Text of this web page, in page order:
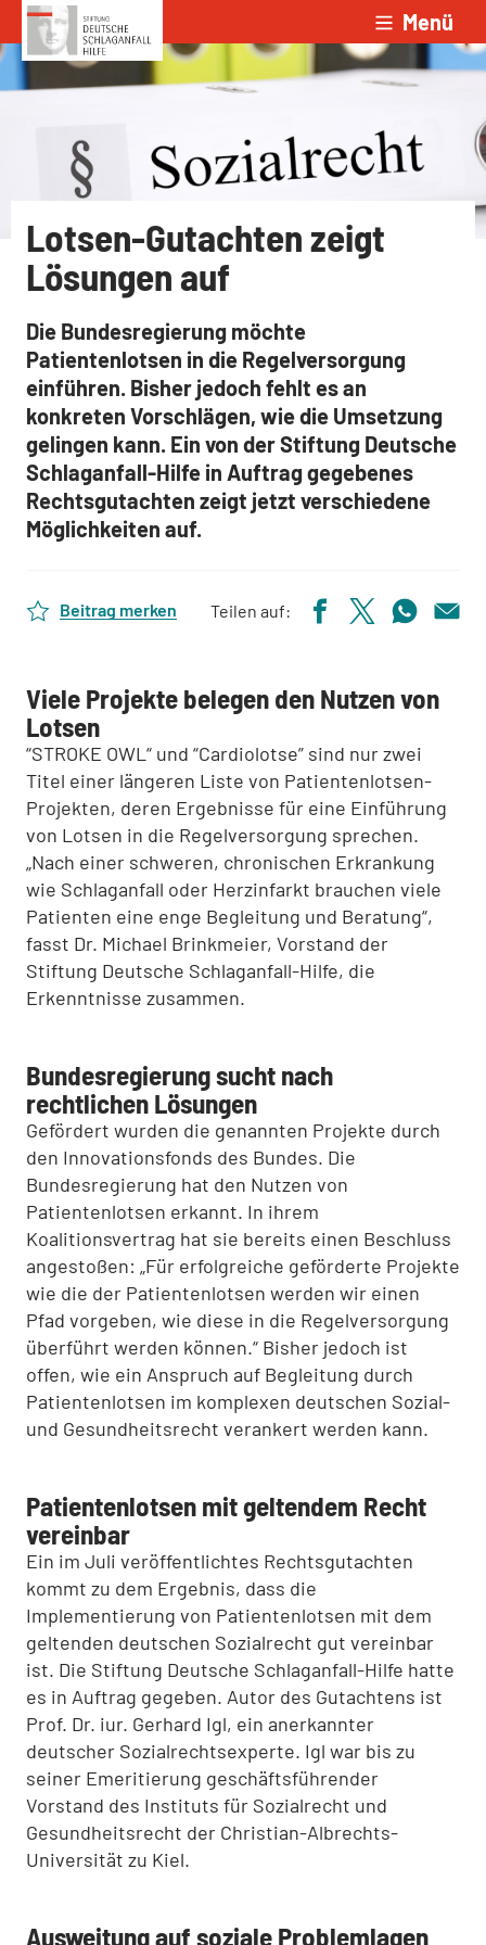
Zum Inhalt springen Menü
Lotsen-Gutachten zeigt
Lösungen auf
Die Bundesregierung möchte
Patientenlotsen in die Regelversorgung
einführen. Bisher jedoch fehlt es an
konkreten Vorschlägen, wie die Umsetzung
gelingen kann. Ein von der Stiftung Deutsche
Schlaganfall-Hilfe in Auftrag gegebenes
Rechtsgutachten zeigt jetzt verschiedene
Möglichkeiten auf.
Beitrag merken Teilen auf:
Viele Projekte belegen den Nutzen von
Lotsen
“STROKE OWL“ und “Cardiolotse” sind nur zwei
Titel einer längeren Liste von Patientenlotsen-
Projekten, deren Ergebnisse für eine Einführung
von Lotsen in die Regelversorgung sprechen.
„Nach einer schweren, chronischen Erkrankung
wie Schlaganfall oder Herzinfarkt brauchen viele
Patienten eine enge Begleitung und Beratung“,
fasst Dr. Michael Brinkmeier, Vorstand der
Stiftung Deutsche Schlaganfall-Hilfe, die
Erkenntnisse zusammen.
Bundesregierung sucht nach
rechtlichen Lösungen
Gefördert wurden die genannten Projekte durch
den Innovationsfonds des Bundes. Die
Bundesregierung hat den Nutzen von
Patientenlotsen erkannt. In ihrem
Koalitionsvertrag hat sie bereits einen Beschluss
angestoßen: „Für erfolgreiche geförderte Projekte
wie die der Patientenlotsen werden wir einen
Pfad vorgeben, wie diese in die Regelversorgung
überführt werden können.“ Bisher jedoch ist
offen, wie ein Anspruch auf Begleitung durch
Patientenlotsen im komplexen deutschen Sozial-
und Gesundheitsrecht verankert werden kann.
Patientenlotsen mit geltendem Recht
vereinbar
Ein im Juli veröffentlichtes Rechtsgutachten
kommt zu dem Ergebnis, dass die
Implementierung von Patientenlotsen mit dem
geltenden deutschen Sozialrecht gut vereinbar
ist. Die Stiftung Deutsche Schlaganfall-Hilfe hatte
es in Auftrag gegeben. Autor des Gutachtens ist
Prof. Dr. iur. Gerhard Igl, ein anerkannter
deutscher Sozialrechtsexperte. Igl war bis zu
seiner Emeritierung geschäftsführender
Vorstand des Instituts für Sozialrecht und
Gesundheitsrecht der Christian-Albrechts-
Universität zu Kiel.
Ausweitung auf soziale Problemlagen